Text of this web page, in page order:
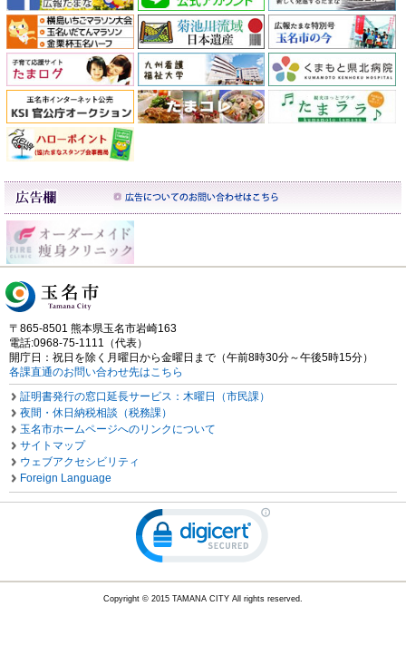
〒865-8501 熊本県玉名市岩崎163
電話:0968-75-1111（代表）
開庁日：祝日を除く月曜日から金曜日まで（午前8時30分～午後5時15分）
各課直通のお問い合わせ先はこちら
証明書発行の窓口延長サービス：木曜日（市民課）
夜間・休日納税相談（税務課）
玉名市ホームページへのリンクについて
サイトマップ
ウェブアクセシビリティ
Foreign Language
Copyright © 2015 TAMANA CITY All rights reserved.